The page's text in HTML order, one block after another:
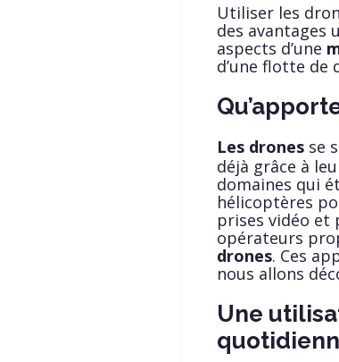
Utiliser les
des avantages
aspects d’une
d’une flotte de
Les drones se
déjà grâce à
domaines qui
hélicoptères
prises vidéo et
opérateurs
drones. Ces
nous allons
Une